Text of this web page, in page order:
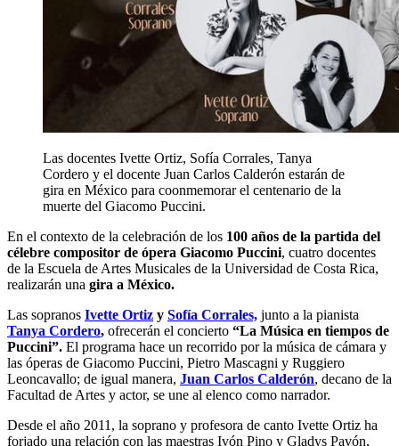
Las docentes Ivette Ortiz, Sofía Corrales, Tanya
Cordero y el docente Juan Carlos Calderón estarán de
gira en México para coonmemorar el centenario de la
muerte del Giacomo Puccini.
En el contexto de la celebración de los 100 años de la partida del
célebre compositor de ópera Giacomo Puccini, cuatro docentes
de la Escuela de Artes Musicales de la Universidad de Costa Rica,
realizarán una gira a México.
Las sopranos Ivette Ortiz y Sofía Corrales, junto a la pianista
Tanya Cordero, ofrecerán el concierto “La Música en tiempos de
Puccini”. El programa hace un recorrido por la música de cámara y
las óperas de Giacomo Puccini, Pietro Mascagni y Ruggiero
Leoncavallo; de igual manera, Juan Carlos Calderón, decano de la
Facultad de Artes y actor, se une al elenco como narrador.
Desde el año 2011, la soprano y profesora de canto Ivette Ortiz ha
forjado una relación con las maestras Ivón Pino y Gladys Pavón,